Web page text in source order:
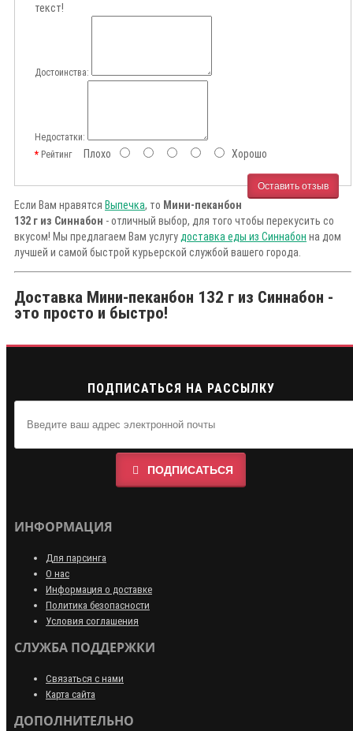
текст!
Достоинства:
Недостатки:
РейтингПлохо Хорошо
Оставить отзыв
Если Вам нравятся Выпечка, то Мини-пеканбон
132 г из Синнабон - отличный выбор, для того чтобы перекусить со
вкусом! Мы предлагаем Вам услугу доставка еды из Синнабон на дом
лучшей и самой быстрой курьерской службой вашего города.
Доставка Мини-пеканбон 132 г из Синнабон -
это просто и быстро!
ПОДПИСАТЬСЯ НА РАССЫЛКУ
ПОДПИСАТЬСЯ
ИНФОРМАЦИЯ
Для парсинга
О нас
Информация о доставке
Политика безопасности
Условия соглашения
СЛУЖБА ПОДДЕРЖКИ
Связаться с нами
Карта сайта
ДОПОЛНИТЕЛЬНО